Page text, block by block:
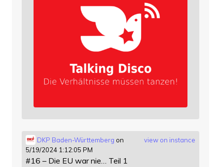
view on instance
DKP Baden-Württemberg on
5/19/2024 1:12:05 PM
#16 – Die EU war nie… Teil 1